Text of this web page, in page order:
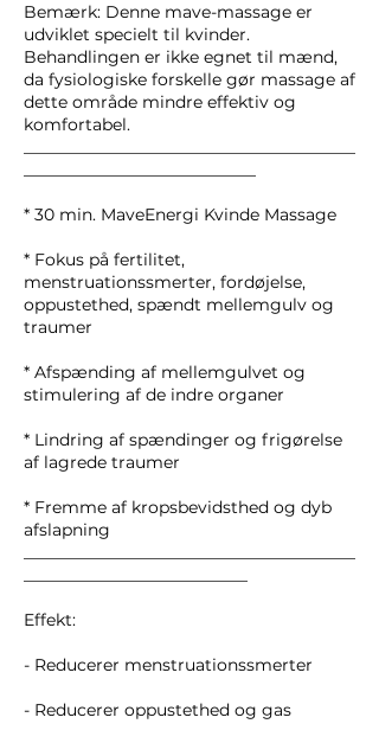
Bemærk: Denne mave-massage er
udviklet specielt til kvinder.
Behandlingen er ikke egnet til mænd,
da fysiologiske forskelle gør massage af
dette område mindre effektiv og
komfortabel.
* 30 min. MaveEnergi Kvinde Massage
* Fokus på fertilitet,
menstruationssmerter, fordøjelse,
oppustethed, spændt mellemgulv og
traumer
* Afspænding af mellemgulvet og
stimulering af de indre organer
* Lindring af spændinger og frigørelse
af lagrede traumer
* Fremme af kropsbevidsthed og dyb
afslapning
Effekt:
- Reducerer menstruationssmerter
- Reducerer oppustethed og gas